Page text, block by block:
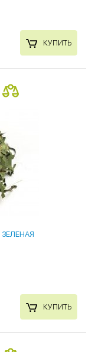
КУПИТЬ
КУПИТЬ